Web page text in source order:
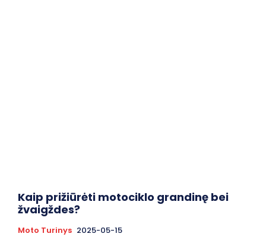
Kaip prižiūrėti motociklo grandinę bei
žvaigždes?
Moto Turinys 2025-05-15